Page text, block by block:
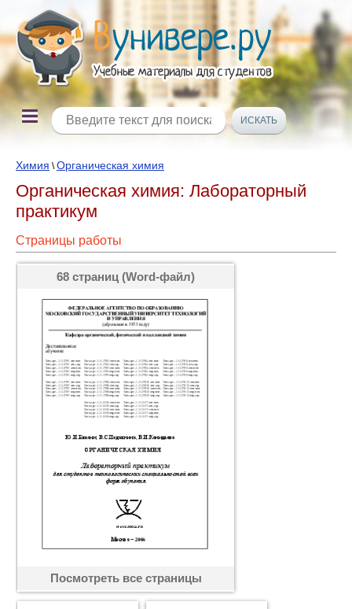
Химия \Органическая химия
Органическая химия: Лабораторный
практикум
Страницы работы
68 страниц (Word-файл)
Посмотреть все страницы